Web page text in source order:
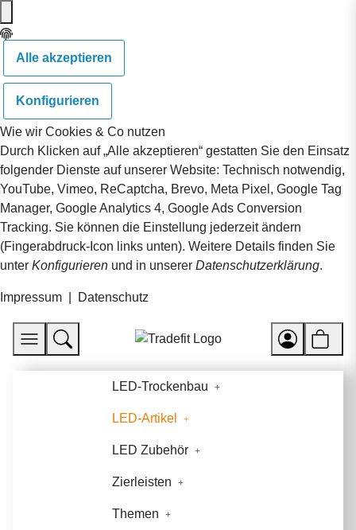
Alle akzeptieren
Konfigurieren
Wie wir Cookies & Co nutzen
Durch Klicken auf „Alle akzeptieren“ gestatten Sie den Einsatz
folgender Dienste auf unserer Website: Technisch notwendig,
YouTube, Vimeo, ReCaptcha, Brevo, Meta Pixel, Google Tag
Manager, Google Analytics 4, Google Ads Conversion
Tracking. Sie können die Einstellung jederzeit ändern
(Fingerabdruck-Icon links unten). Weitere Details finden Sie
unter Konfigurieren und in unserer Datenschutzerklärung.
Impressum Datenschutz
LED-Trockenbau
LED-Artikel
LED Zubehör
Zierleisten
Themen